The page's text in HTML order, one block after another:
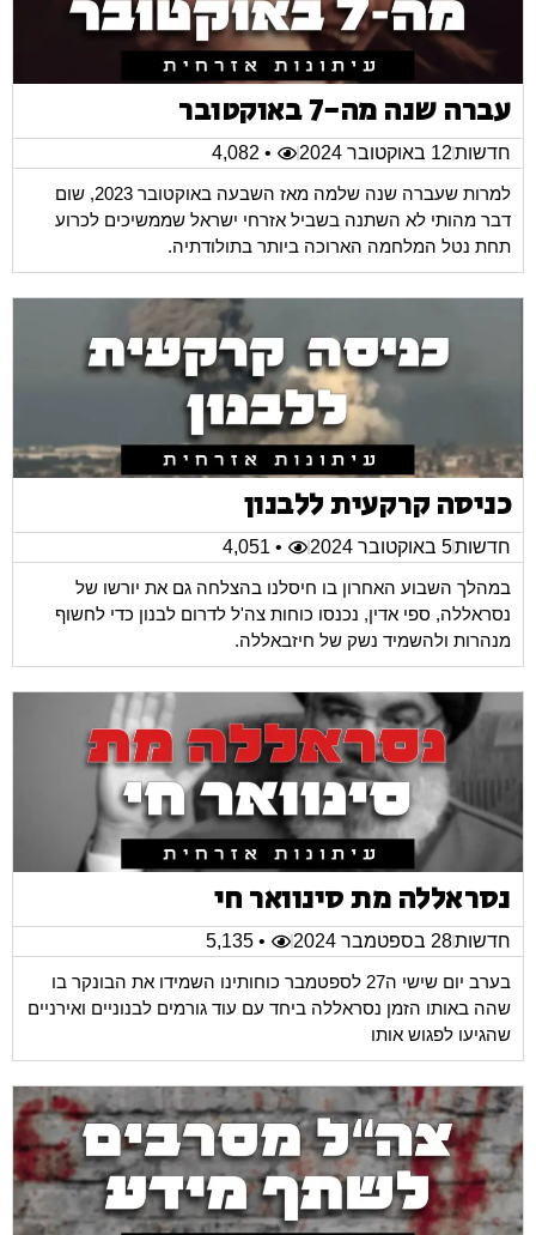
עברה שנה מה-7 באוקטובר
חדשות12 באוקטובר 2024
• 4,082
למרות שעברה שנה שלמה מאז השבעה באוקטובר 2023, שום
דבר מהותי לא השתנה בשביל אזרחי ישראל שממשיכים לכרוע
תחת נטל המלחמה הארוכה ביותר בתולודתיה.
כניסה קרקעית ללבנון
חדשות5 באוקטובר 2024
• 4,051
במהלך השבוע האחרון בו חיסלנו בהצלחה גם את יורשו של
נסראללה, ספי אדין, נכנסו כוחות צה'ל לדרום לבנון כדי לחשוף
מנהרות ולהשמיד נשק של חיזבאללה.
נסראללה מת סינוואר חי
חדשות28 בספטמבר 2024
• 5,135
בערב יום שישי ה27 לספטמבר כוחותינו השמידו את הבונקר בו
שהה באותו הזמן נסראללה ביחד עם עוד גורמים לבנוניים ואירניים
שהגיעו לפגוש אותו